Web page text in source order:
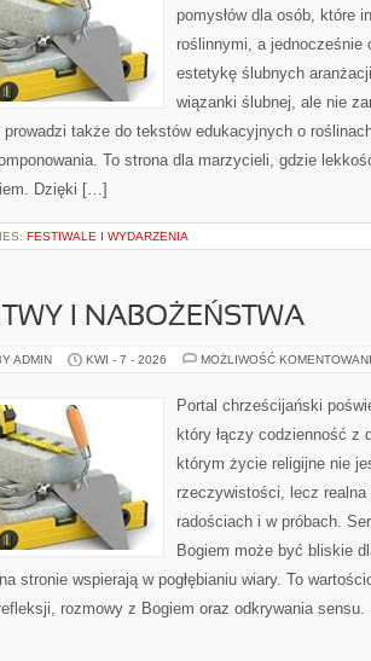
pomysłów dla osób, które
roślinnymi, a jednocześnie
estetykę ślubnych
wiązanki ślubnej, ale nie
także do tekstów edukacyjnych o
To strona dla marzycieli, gdzie
Dzięki […]
FESTIWALE I WYDARZENIA
I NABOŻEŃSTWA
ADMIN KWI - 7 - 2026 MOŻLIWOŚĆ
Portal chrześcijański
który łączy codzienność z
którym życie religijne nie
rzeczywistości, lecz
radościach i w próbach.
Bogiem może być bliskie
stronie wspierają w pogłębianiu wiary. To
rozmowy z Bogiem oraz odkrywania sensu.